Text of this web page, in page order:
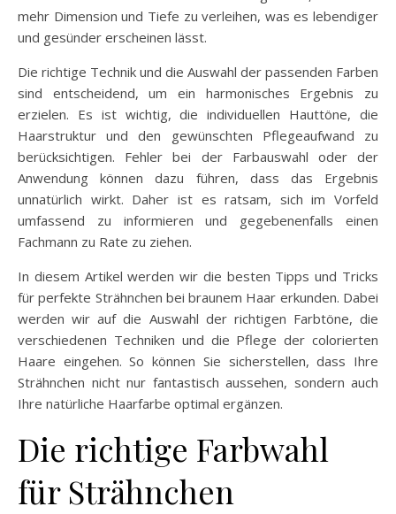
mehr Dimension und Tiefe zu verleihen, was es lebendiger
und gesünder erscheinen lässt.
Die richtige Technik und die Auswahl der passenden Farben
sind entscheidend, um ein harmonisches Ergebnis zu
erzielen. Es ist wichtig, die individuellen Hauttöne, die
Haarstruktur und den gewünschten Pflegeaufwand zu
berücksichtigen. Fehler bei der Farbauswahl oder der
Anwendung können dazu führen, dass das Ergebnis
unnatürlich wirkt. Daher ist es ratsam, sich im Vorfeld
umfassend zu informieren und gegebenenfalls einen
Fachmann zu Rate zu ziehen.
In diesem Artikel werden wir die besten Tipps und Tricks
für perfekte Strähnchen bei braunem Haar erkunden. Dabei
werden wir auf die Auswahl der richtigen Farbtöne, die
verschiedenen Techniken und die Pflege der colorierten
Haare eingehen. So können Sie sicherstellen, dass Ihre
Strähnchen nicht nur fantastisch aussehen, sondern auch
Ihre natürliche Haarfarbe optimal ergänzen.
Die richtige Farbwahl
für Strähnchen